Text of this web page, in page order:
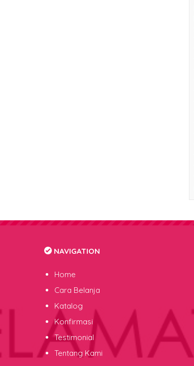
Cara Belanja
Katalog
Konfirmasi
Testimonial
Tentang Kami
Jasa Service Timbangan